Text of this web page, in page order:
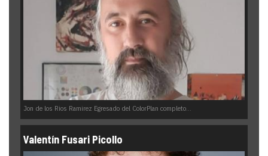
Jon de los Rios Ramirez Egresado del ColorPlan completo...
Valentín Fusari Picollo